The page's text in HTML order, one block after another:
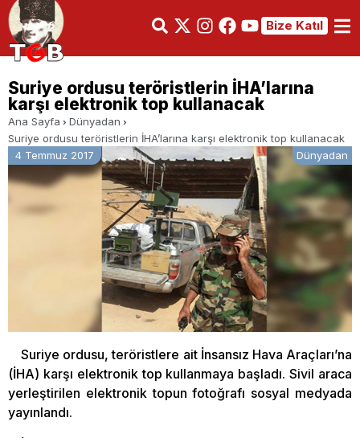
Bize Katıl
Suriye ordusu teröristlerin İHA’larına
karşı elektronik top kullanacak
Ana Sayfa
Dünyadan
Suriye ordusu teröristlerin İHA’larına karşı elektronik top kullanacak
4 Temmuz 2017
Dünyadan
Suriye ordusu, teröristlere ait İnsansız Hava Araçları’na
(İHA) karşı elektronik top kullanmaya başladı. Sivil araca
yerleştirilen elektronik topun fotoğrafı sosyal medyada
yayınlandı.